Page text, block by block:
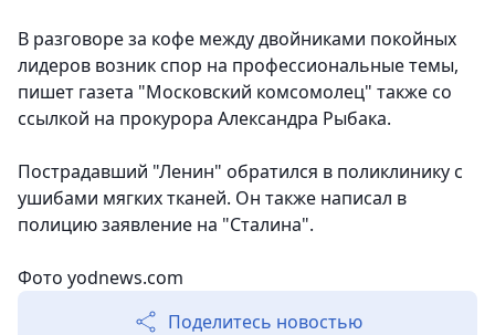
В разговоре за кофе между двойниками покойных
лидеров возник спор на профессиональные темы,
пишет газета "Московский комсомолец" также со
ссылкой на прокурора Александра Рыбака.
Пострадавший "Ленин" обратился в поликлинику с
ушибами мягких тканей. Он также написал в
полицию заявление на "Сталина".
Фото yodnews.com
Поделитесь новостью